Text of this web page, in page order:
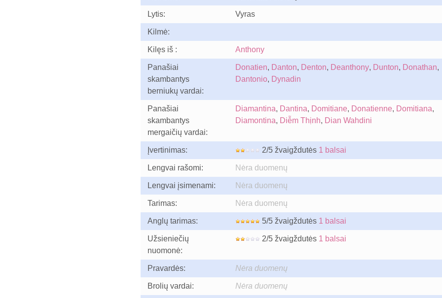
Lytis: Vyras
Kilmė:
Kilęs iš : Anthony
Panašiai
skambantys
berniukų vardai:
Donatien, Danton, Denton, Deanthony, Dunton, Donathan,
Dantonio, Dynadin
Panašiai
skambantys
mergaičių vardai:
Diamantina, Dantina, Domitiane, Donatienne, Domitiana,
Diamontina, Diễm Thịnh, Dian Wahdini
Įvertinimas: 2/5 žvaigždutės 1 balsai
Lengvai rašomi: Nėra duomenų
Lengvai įsimenami: Nėra duomenų
Tarimas: Nėra duomenų
Anglų tarimas: 5/5 žvaigždutės 1 balsai
Užsieniečių
nuomonė:
2/5 žvaigždutės 1 balsai
Pravardės: Nėra duomenų
Brolių vardai: Nėra duomenų